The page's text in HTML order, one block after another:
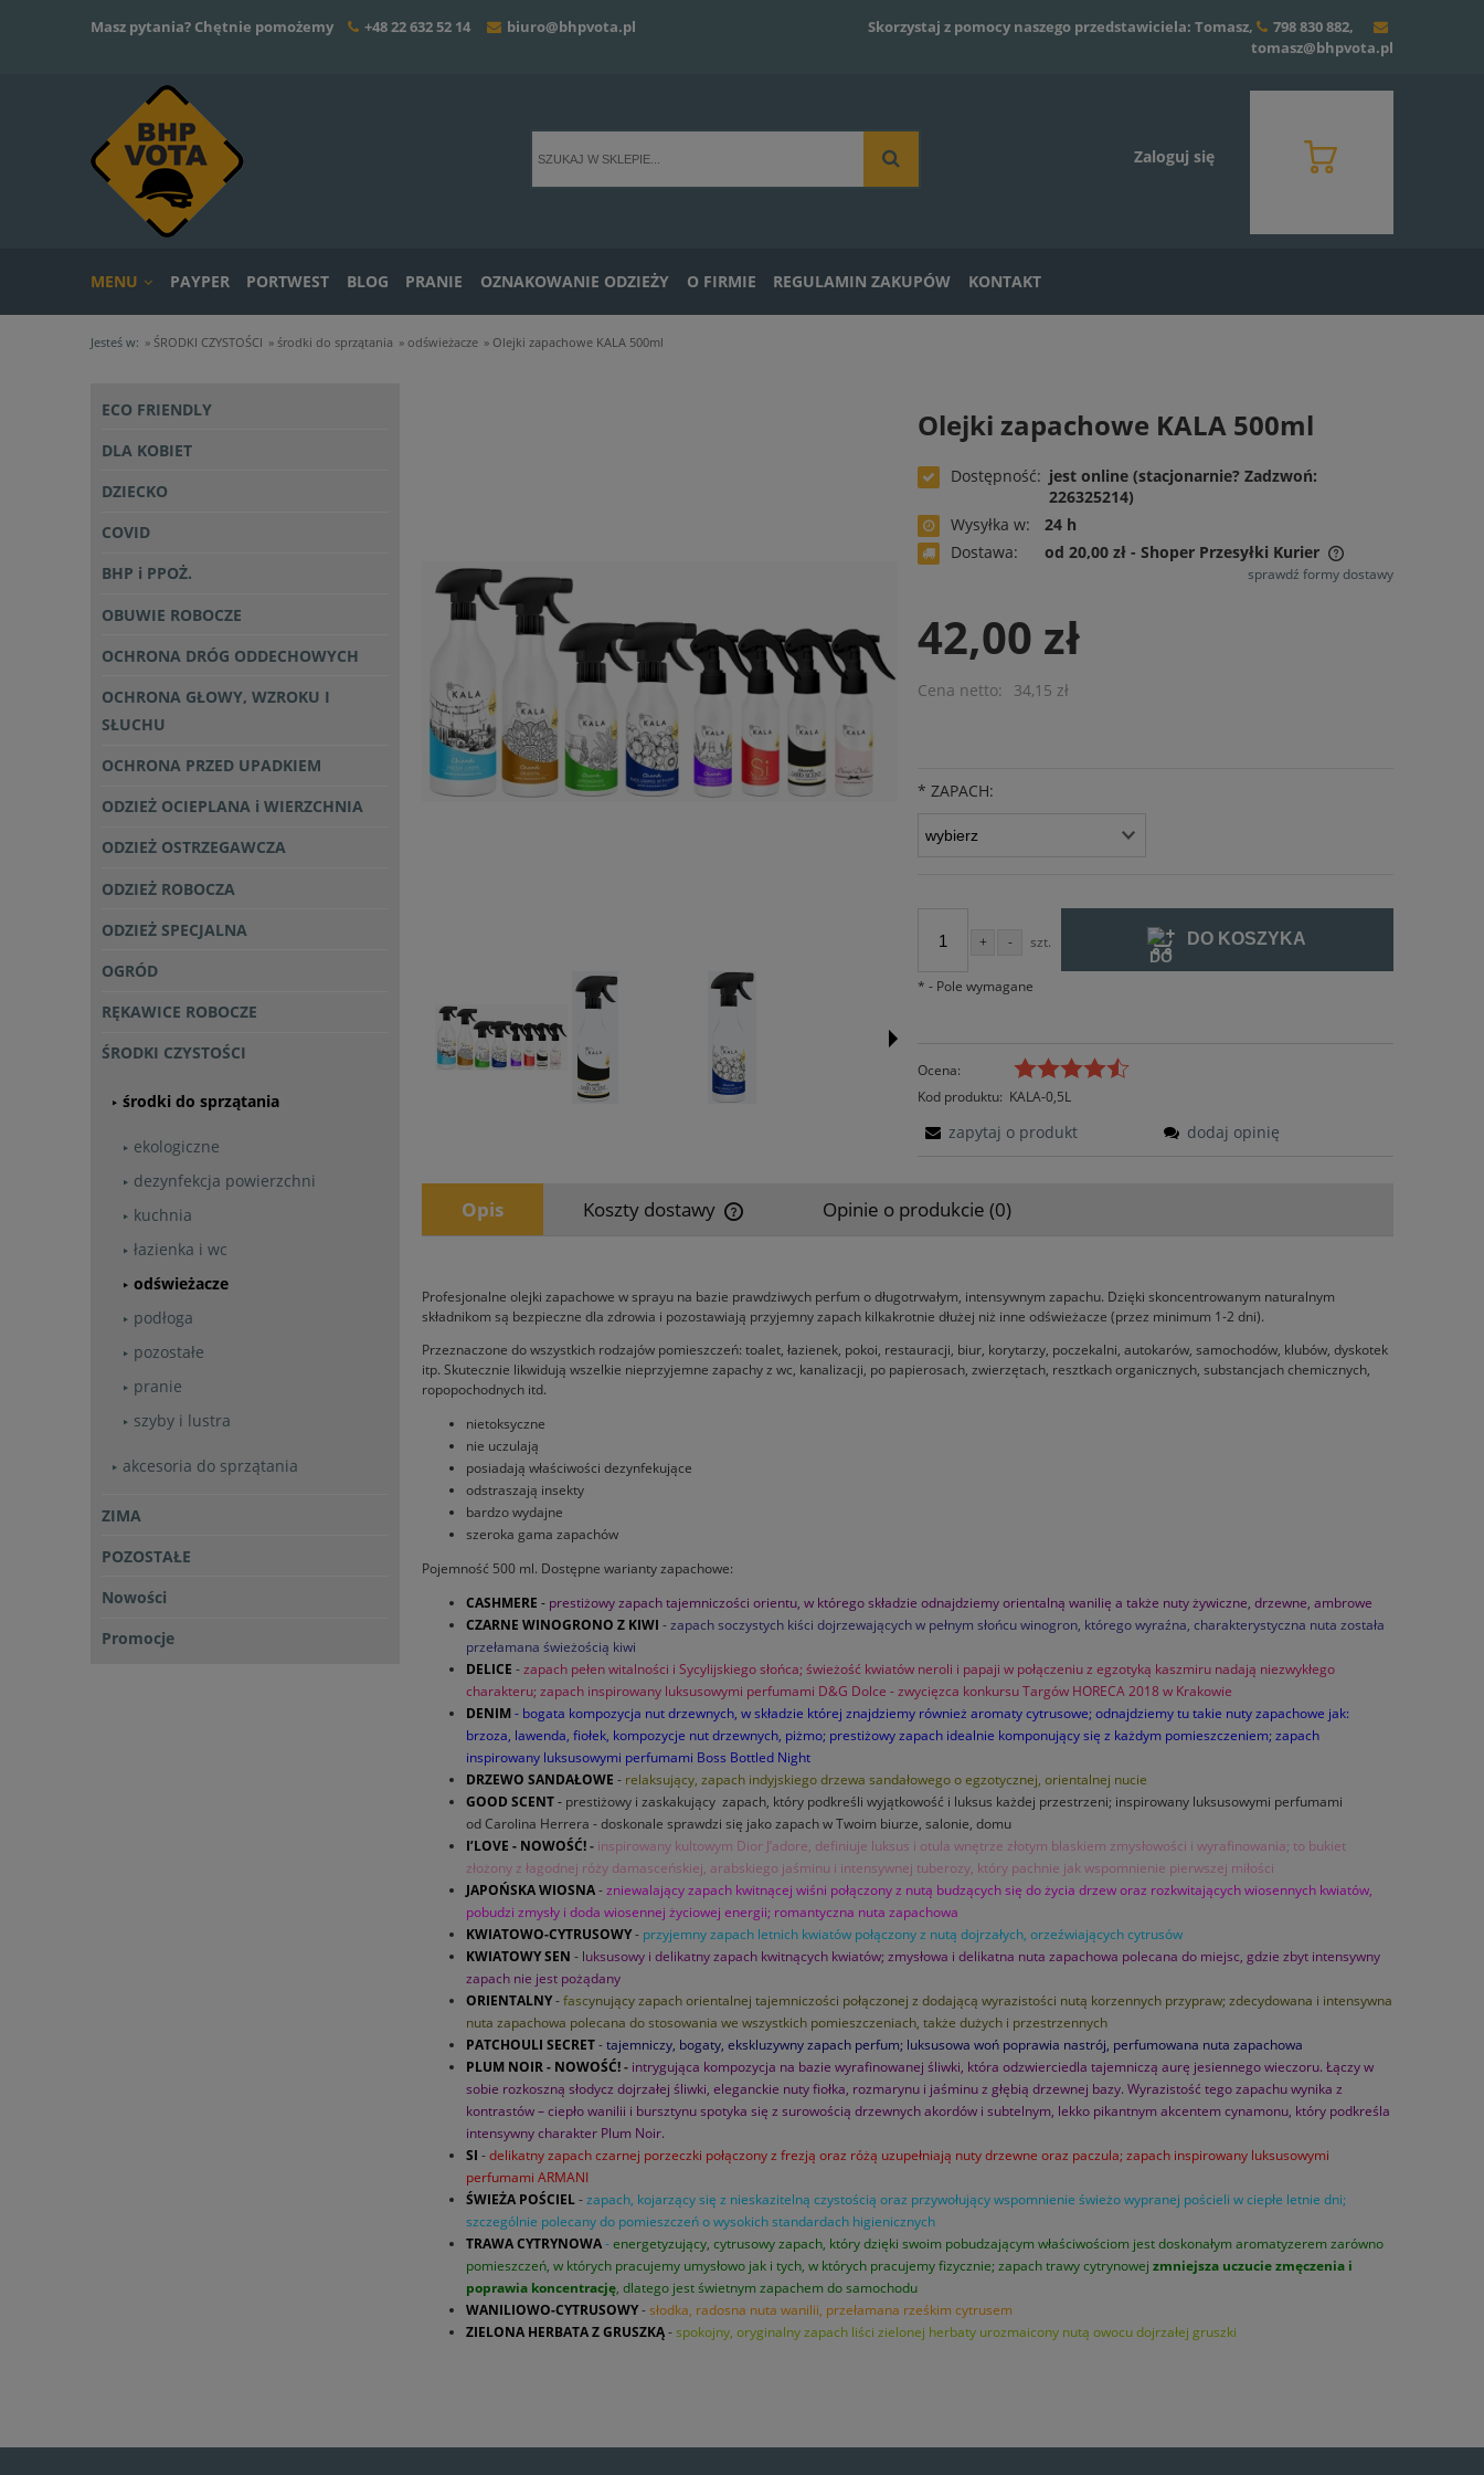
Masz pytania? Chętnie pomożemy +48 22 632 52 14 biuro@bhpvota.pl Skorzystaj z pomocy naszego przedstawiciela: Tomasz, 798 830 882,
tomasz@bhpvota.pl
Zaloguj się
MENU PAYPER PORTWEST BLOG PRANIE OZNAKOWANIE ODZIEŻY O FIRMIE REGULAMIN ZAKUPÓW KONTAKT
Jesteś w: » ŚRODKI CZYSTOŚCI » środki do sprzątania » odświeżacze » Olejki zapachowe KALA 500ml
ECO FRIENDLY
DLA KOBIET
DZIECKO
COVID
BHP i PPOŻ.
OBUWIE ROBOCZE
OCHRONA DRÓG ODDECHOWYCH
OCHRONA GŁOWY, WZROKU I
SŁUCHU
OCHRONA PRZED UPADKIEM
ODZIEŻ OCIEPLANA i WIERZCHNIA
ODZIEŻ OSTRZEGAWCZA
ODZIEŻ ROBOCZA
ODZIEŻ SPECJALNA
OGRÓD
RĘKAWICE ROBOCZE
ŚRODKI CZYSTOŚCI
środki do sprzątania
ekologiczne
dezynfekcja powierzchni
kuchnia
łazienka i wc
odświeżacze
podłoga
pozostałe
pranie
szyby i lustra
akcesoria do sprzątania
ZIMA
POZOSTAŁE
Nowości
Promocje
Olejki zapachowe KALA 500ml
Dostępność: jest online (stacjonarnie? Zadzwoń:
226325214)
Wysyłka w:
24 h
Dostawa:
od 20,00 zł - Shoper Przesyłki Kurier
kosztów płatności
sprawdź formy dostawy
42,00 zł
Cena netto: 34,15 zł
* ZAPACH:
+ - szt. DO KOSZYKA
* - Pole wymagane
Ocena:
Kod produktu: KALA-0,5L
zapytaj o produkt dodaj opinię
Opis Koszty dostawy
płatności
Opinie o produkcie (0)
Profesjonalne olejki zapachowe w sprayu na bazie prawdziwych perfum o długotrwałym, intensywnym zapachu. Dzięki skoncentrowanym naturalnym
składnikom są bezpieczne dla zdrowia i pozostawiają przyjemny zapach kilkakrotnie dłużej niż inne odświeżacze (przez minimum 1-2 dni).
Przeznaczone do wszystkich rodzajów pomieszczeń: toalet, łazienek, pokoi, restauracji, biur, korytarzy, poczekalni, autokarów, samochodów, klubów, dyskotek
itp. Skutecznie likwidują wszelkie nieprzyjemne zapachy z wc, kanalizacji, po papierosach, zwierzętach, resztkach organicznych, substancjach chemicznych,
ropopochodnych itd.
nietoksyczne
nie uczulają
posiadają właściwości dezynfekujące
odstraszają insekty
bardzo wydajne
szeroka gama zapachów
Pojemność 500 ml. Dostępne warianty zapachowe:
CASHMERE - prestiżowy zapach tajemniczości orientu, w którego składzie odnajdziemy orientalną wanilię a także nuty żywiczne, drzewne, ambrowe
CZARNE WINOGRONO Z KIWI -zapach soczystych kiści dojrzewających w pełnym słońcu winogron, którego wyraźna, charakterystyczna nuta została
przełamana świeżością kiwi
DELICE -zapach pełen witalności i Sycylijskiego słońca; świeżość kwiatów neroli i papaji w połączeniu z egzotyką kaszmiru nadają niezwykłego
charakteru; zapach inspirowany luksusowymi perfumami D&G Dolce - zwycięzca konkursu Targów HORECA 2018 w Krakowie
DENIM- bogata kompozycja nut drzewnych, w składzie której znajdziemy również aromaty cytrusowe; odnajdziemy tu takie nuty zapachowe jak:
brzoza, lawenda, fiołek, kompozycje nut drzewnych, piżmo; prestiżowy zapach idealnie komponujący się z każdym pomieszczeniem; zapach
inspirowany luksusowymi perfumami Boss Bottled Night
DRZEWO SANDAŁOWE - relaksujący, zapach indyjskiego drzewa sandałowego o egzotycznej, orientalnej nucie
GOOD SCENT- prestiżowy i zaskakujący zapach, który podkreśli wyjątkowość i luksus każdej przestrzeni; inspirowany luksusowymi perfumami
od Carolina Herrera - doskonale sprawdzi się jako zapach w Twoim biurze, salonie, domu
I’LOVE - NOWOŚĆ!- inspirowany kultowym Dior J’adore, definiuje luksus i otula wnętrze złotym blaskiem zmysłowości i wyrafinowania; to bukiet
złożony z łagodnej róży damasceńskiej, arabskiego jaśminu i intensywnej tuberozy, który pachnie jak wspomnienie pierwszej miłości
JAPOŃSKA WIOSNA-zniewalający zapach kwitnącej wiśni połączony z nutą budzących się do życia drzew oraz rozkwitających wiosennych kwiatów,
pobudzi zmysły i doda wiosennej życiowej energii; romantyczna nuta zapachowa
KWIATOWO-CYTRUSOWY- przyjemny zapach letnich kwiatów połączony z nutą dojrzałych, orzeźwiających cytrusów
KWIATOWY SEN - luksusowy i delikatny zapach kwitnących kwiatów; zmysłowa i delikatna nuta zapachowa polecana do miejsc, gdzie zbyt intensywny
zapach nie jest pożądany
ORIENTALNY-fascynujący zapach orientalnej tajemniczości połączonej z dodającą wyrazistości nutą korzennych przypraw; zdecydowana i intensywna
nuta zapachowa polecana do stosowania we wszystkich pomieszczeniach, także dużych i przestrzennych
PATCHOULI SECRET-tajemniczy, bogaty, ekskluzywny zapach perfum; luksusowa woń poprawia nastrój, perfumowana nuta zapachowa
PLUM NOIR - NOWOŚĆ!- intrygująca kompozycja na bazie wyrafinowanej śliwki, która odzwierciedla tajemniczą aurę jesiennego wieczoru. Łączy w
sobie rozkoszną słodycz dojrzałej śliwki, eleganckie nuty fiołka, rozmarynu i jaśminu z głębią drzewnej bazy. Wyrazistość tego zapachu wynika z
kontrastów – ciepło wanilii i bursztynu spotyka się z surowością drzewnych akordów i subtelnym, lekko pikantnym akcentem cynamonu, który podkreśla
intensywny charakter Plum Noir.
SI -delikatny zapach czarnej porzeczki połączony z frezją oraz różą uzupełniają nuty drzewne oraz paczula; zapach inspirowany luksusowymi
perfumami ARMANI
ŚWIEŻA POŚCIEL-zapach, kojarzący się z nieskazitelną czystością oraz przywołujący wspomnienie świeżo wypranej pościeli w ciepłe letnie dni;
szczególnie polecany do pomieszczeń o wysokich standardach higienicznych
TRAWA CYTRYNOWA-energetyzujący, cytrusowy zapach, który dzięki swoim pobudzającym właściwościom jest doskonałym aromatyzerem zarówno
pomieszczeń, w których pracujemy umysłowo jak i tych, w których pracujemy fizycznie; zapach trawy cytrynowej zmniejsza uczucie zmęczenia i
poprawia koncentrację, dlatego jest świetnym zapachem do samochodu
WANILIOWO-CYTRUSOWY-słodka, radosna nuta wanilii, przełamana rześkim cytrusem
ZIELONA HERBATA Z GRUSZKĄ-spokojny, oryginalny zapach liści zielonej herbaty urozmaicony nutą owocu dojrzałej gruszki